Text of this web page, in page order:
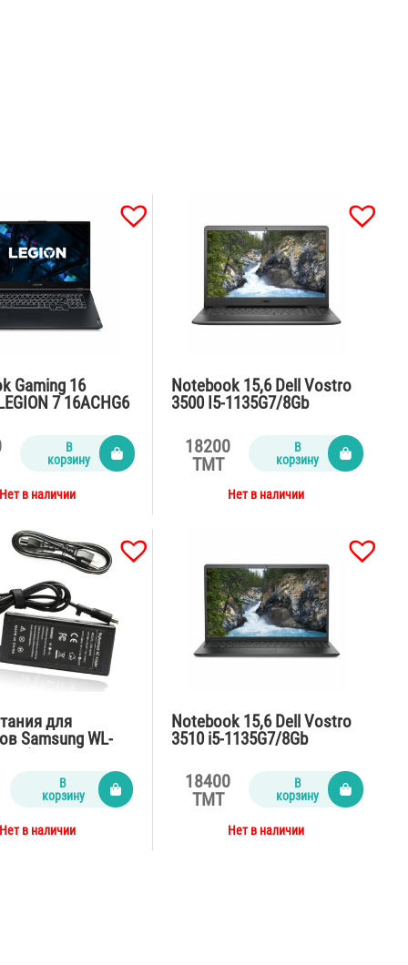
Gaming 16
7 16ACHG6
RTX3080
RGB/grey
В
корзину
Нет в наличии
Notebook 15,6 Dell Vostro
3500 I5-1135G7/8Gb
2gb/65W
18200
TMT
В
корзину
Нет в наличии
для
Samsung WL-
В
корзину
Нет в наличии
Notebook 15,6 Dell Vostro
3510 i5-1135G7/8Gb
2gb/65Watt/black
18400
TMT
В
корзину
Нет в наличии